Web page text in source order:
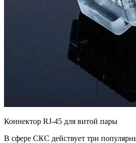
Коннектор RJ-45 для витой пары
В сфере СКС действует три